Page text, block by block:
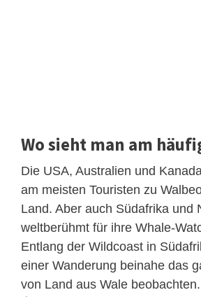
Wo sieht man am
Die USA, Australien und
am meisten Touristen zu
Land. Aber auch Südafrika und
weltberühmt für ihre Whale-
Entlang der Wildcoast in
einer Wanderung beinahe das
von Land aus Wale beobachten.